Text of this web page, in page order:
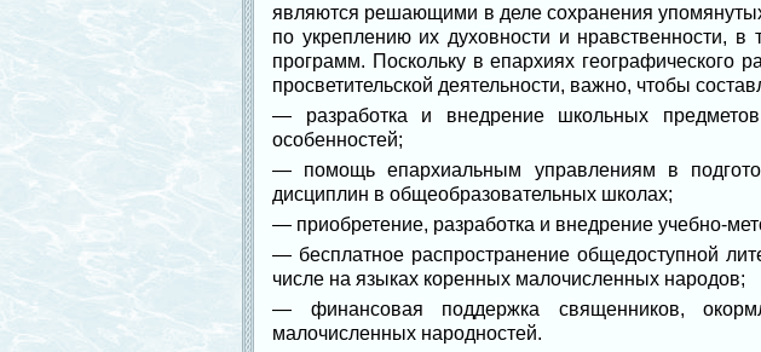
являются решающими в деле сохранения
по укреплению их духовности и нравственности, в
программ. Поскольку в епархиях географического
просветительской деятельности, важно, чтобы
― разработка и внедрение школьных предметов
особенностей;
― помощь епархиальным управлениям в
дисциплин в общеобразовательных школах;
― приобретение, разработка и внедрение учебно-
― бесплатное распространение общедоступной
числе на языках коренных малочисленных народов;
― финансовая поддержка священников,
малочисленных народностей.